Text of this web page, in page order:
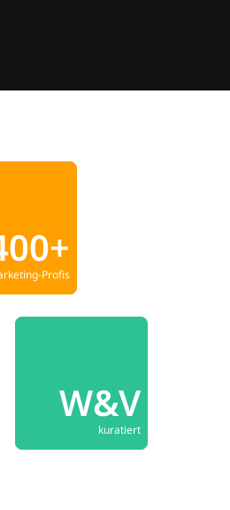
Profis
W&V
kuratiert